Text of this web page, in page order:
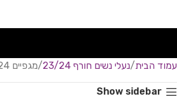
עמוד הבית נעלי נשים חורף 23/24 מגפיים 23/24
Show sidebar